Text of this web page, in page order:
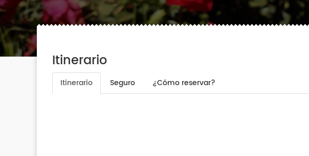
Itinerario
Itinerario Seguro ¿Cómo reservar?